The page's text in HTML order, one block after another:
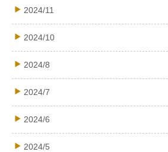
2024/11
2024/10
2024/8
2024/7
2024/6
2024/5